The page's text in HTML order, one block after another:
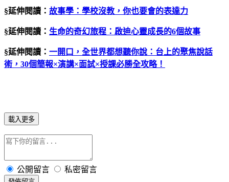
§延伸閱讀： 故事學：學校沒教，你也要會的表達力
§延伸閱讀： 生命的奇幻旅程：啟迪心靈成長的6個故事
§延伸閱讀： 一開口，全世界都想聽你說：台上的聚焦說話
術，30個簡報×演講×面試×授課必勝全攻略！
載入更多
公開留言 私密留言